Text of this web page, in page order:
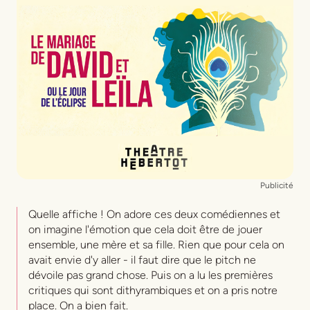
Alban Ho Van
LumièresJérémie Papin
Costumes Laurence Struz
MusiquesFrançois Villevieille
Publicité
Quelle affiche ! On adore ces deux comédiennes et
on imagine l'émotion que cela doit être de jouer
ensemble, une mère et sa fille. Rien que pour cela on
avait envie d'y aller - il faut dire que le pitch ne
dévoile pas grand chose. Puis on a lu les premières
critiques qui sont dithyrambiques et on a pris notre
place. On a bien fait.